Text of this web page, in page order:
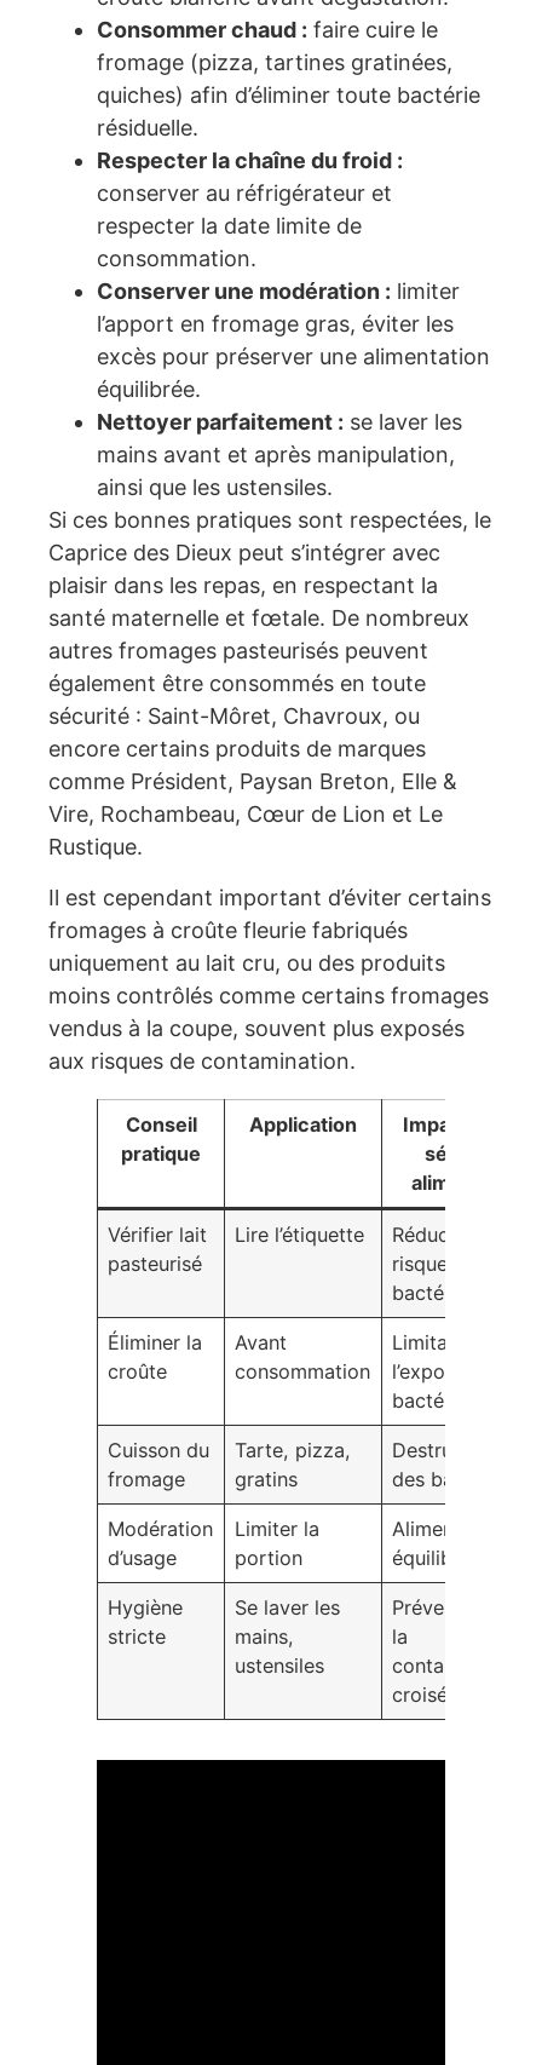
Consommer chaud : faire cuire le
fromage (pizza, tartines gratinées,
quiches) afin d’éliminer toute bactérie
résiduelle.
Respecter la chaîne du froid :
conserver au réfrigérateur et
respecter la date limite de
consommation.
Conserver une modération : limiter
l’apport en fromage gras, éviter les
excès pour préserver une alimentation
équilibrée.
Nettoyer parfaitement : se laver les
mains avant et après manipulation,
ainsi que les ustensiles.
Si ces bonnes pratiques sont respectées, le
Caprice des Dieux peut s’intégrer avec
plaisir dans les repas, en respectant la
santé maternelle et fœtale. De nombreux
autres fromages pasteurisés peuvent
également être consommés en toute
sécurité : Saint-Môret, Chavroux, ou
encore certains produits de marques
comme Président, Paysan Breton, Elle &
Vire, Rochambeau, Cœur de Lion et Le
Rustique.
Il est cependant important d’éviter certains
fromages à croûte fleurie fabriqués
uniquement au lait cru, ou des produits
moins contrôlés comme certains fromages
vendus à la coupe, souvent plus exposés
aux risques de contamination.
Conseil
pratique
Application
Impact sur la
sécurité
alimentaire
Vérifier lait
pasteurisé
Lire l’étiquette
Réduction du
risque
bactériologique
Éliminer la
croûte
Avant
consommation
Limitation de
l’exposition
bactérienne
Cuisson du
fromage
Tarte, pizza,
gratins
Destruction
des bactéries
Modération
d’usage
Limiter la
portion
Alimentation
équilibrée
Hygiène
stricte
Se laver les
mains,
ustensiles
Prévention de
la
contamination
croisée